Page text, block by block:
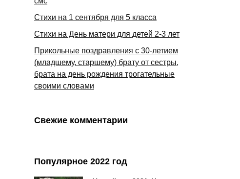
Стихи на 1 сентября для 5 класса
Стихи на День матери для детей 2-3 лет
Прикольные поздравления с 30-летием
(младшему, старшему) брату от сестры,
брата на день рождения трогательные
своими словами
Свежие комментарии
Популярное 2022 год